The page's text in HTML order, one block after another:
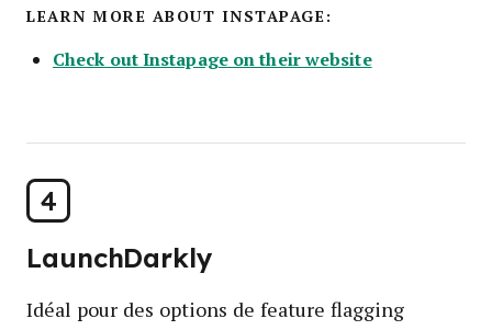
LEARN MORE ABOUT INSTAPAGE:
Check out Instapage on their website
4
LaunchDarkly
Idéal pour des options de feature flagging